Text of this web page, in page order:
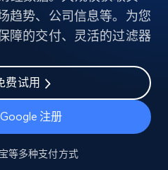
趋势、公司信息等。为您
障的交付、灵活的过滤器
费试用
注册
等多种支付方式